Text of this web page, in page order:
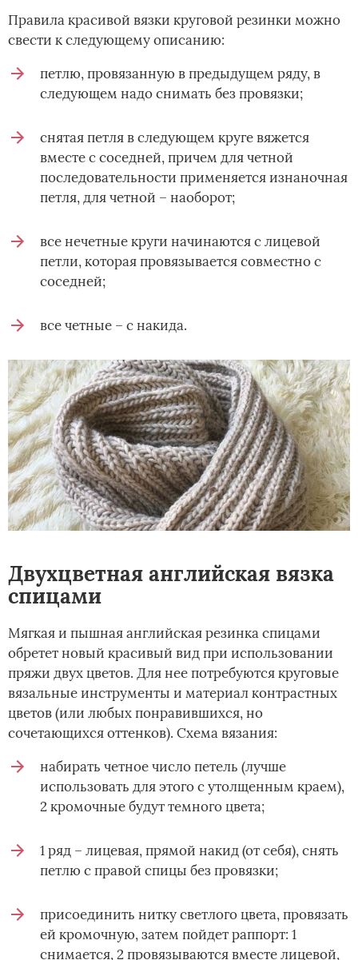
Правила красивой вязки круговой резинки можно
свести к следующему описанию:
петлю, провязанную в предыдущем ряду, в
следующем надо снимать без провязки;
снятая петля в следующем круге вяжется
вместе с соседней, причем для четной
последовательности применяется изнаночная
петля, для четной – наоборот;
все нечетные круги начинаются с лицевой
петли, которая провязывается совместно с
соседней;
все четные – с накида.
Двухцветная английская вязка
спицами
Мягкая и пышная английская резинка спицами
обретет новый красивый вид при использовании
пряжи двух цветов. Для нее потребуются круговые
вязальные инструменты и материал контрастных
цветов (или любых понравившихся, но
сочетающихся оттенков). Схема вязания:
набирать четное число петель (лучше
использовать для этого с утолщенным краем),
2 кромочные будут темного цвета;
1 ряд – лицевая, прямой накид (от себя), снять
петлю с правой спицы без провязки;
присоединить нитку светлого цвета, провязать
ей кромочную, затем пойдет раппорт: 1
снимается, 2 провязываются вместе лицевой,